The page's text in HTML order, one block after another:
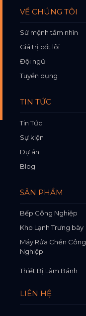
VỀ CHÚNG TÔI
Sứ mệnh tầm nhìn
Giá trị cốt lõi
Đội ngũ
Tuyển dụng
TIN TỨC
Tin Tức
Sự kiện
Dự án
Blog
SẢN PHẨM
Bếp Công Nghiệp
Kho Lạnh Trưng bày
Máy Rửa Chén Công
Nghiệp
Thiết Bị Làm Bánh
LIÊN HỆ